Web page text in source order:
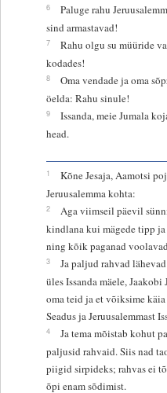
6
Paluge rahu
sind armastavad!
7
Rahu olgu su müüride
kodades!
8
Oma vendade ja oma
öelda: Rahu sinule!
9
Issanda, meie Jumala
head.
1
Kõne Jesaja, Aamotsi
Jeruusalemma kohta:
2
Aga viimseil päevil
kindlana kui mägede tipp
ning kõik paganad
3
Ja paljud rahvad
üles Issanda mäele,
oma teid ja et võiksime
Seadus ja Jeruusalemmast
4
Ja tema mõistab kohut
paljusid rahvaid. Siis nad
piigid sirpideks; rahvas ei
õpi enam sõdimist.